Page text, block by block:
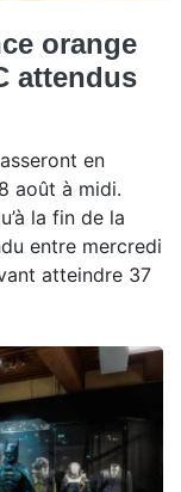
orange
attendus
en
août à midi.
la fin de la
entre mercredi
atteindre 37